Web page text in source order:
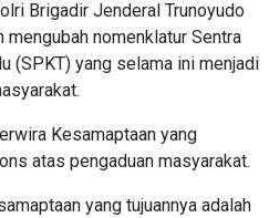
Brigadir Jenderal Trunoyudo
nomenklatur Sentra
(SPKT) yang selama ini menjadi
Kesamaptaan yang
atas pengaduan masyarakat.
yang tujuannya adalah